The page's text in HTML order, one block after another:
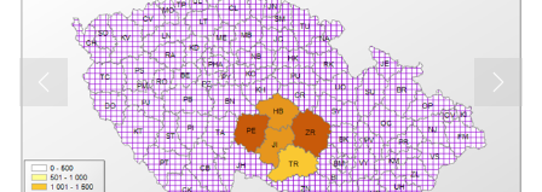
Previous Next